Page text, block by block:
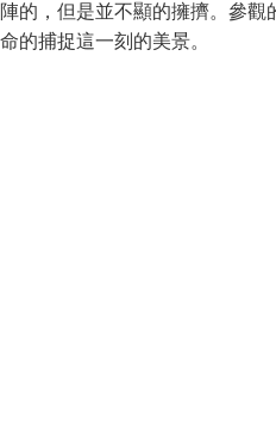
陣的，但是並不顯的擁擠。參
命的捕捉這一刻的美景。